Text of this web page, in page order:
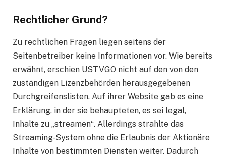
Rechtlicher Grund?
Zu rechtlichen Fragen liegen seitens der
Seitenbetreiber keine Informationen vor. Wie bereits
erwähnt, erschien USTVGO nicht auf den von den
zuständigen Lizenzbehörden herausgegebenen
Durchgreifenslisten. Auf ihrer Website gab es eine
Erklärung, in der sie behaupteten, es sei legal,
Inhalte zu „streamen“. Allerdings strahlte das
Streaming-System ohne die Erlaubnis der Aktionäre
Inhalte von bestimmten Diensten weiter. Dadurch